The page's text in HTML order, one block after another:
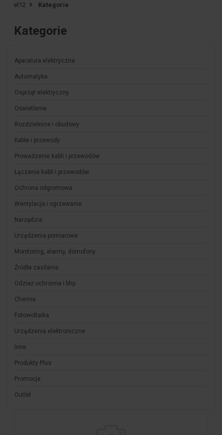
el12 Kategorie
Kategorie
Aparatura elektryczna
Automatyka
Osprzęt elektryczny
Oświetlenie
Rozdzielnice i obudowy
Kable i przewody
Prowadzenie kabli i przewodów
Łączenie kabli i przewodów
Ochrona odgromowa
Wentylacja i ogrzewanie
Narzędzia
Urządzenia pomiarowe
Monitoring, alarmy, domofony
Źródła zasilania
Odzież ochronna i bhp
Chemia
Fotowoltaika
Urządzenia elektroniczne
Inne
Produkty Plus
Promocje
Outlet